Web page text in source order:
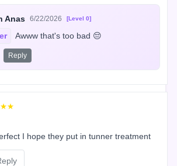
Anas 6/22/2026 [Level 0]
Awww that's too bad 😔
Reply
I hope they put in tunner treatment